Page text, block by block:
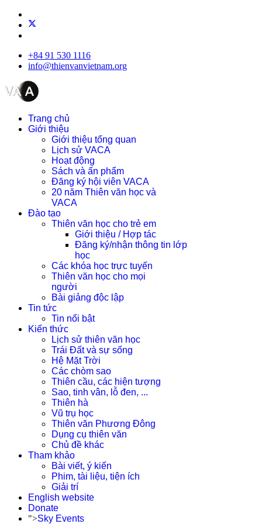
+84 91 530 1116
info@thienvanvietnam.org
Trang chủ
Giới thiệu
Giới thiệu tổng quan
Lịch sử VACA
Hoạt động
Sách và ấn phẩm
Đăng ký hội viên VACA
20 năm Thiên văn học và
VACA
Đào tạo
Thiên văn học cho trẻ em
Giới thiệu / Hợp tác
Đăng ký/nhận thông tin lớp
học
Các khóa học trực tuyến
Thiên văn học cho mọi
người
Bài giảng độc lập
Tin tức
Tin nổi bật
Kiến thức
Lịch sử thiên văn học
Trái Đất và sự sống
Hệ Mặt Trời
Các chòm sao
Thiên cầu, các hiện tượng
Sao, tinh vân, lỗ đen, ...
Thiên hà
Vũ trụ học
Thiên văn Phương Đông
Dụng cụ thiên văn
Chủ đề khác
Tham khảo
Bài viết, ý kiến
Phim, tài liệu, tiện ích
Giải trí
English website
Donate
">Sky Events